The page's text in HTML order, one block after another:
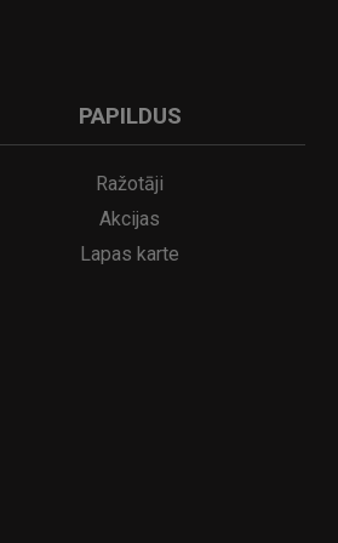
A
kumulatora LED galda lampa SERINA Mini Ø80×200 mm..
29.95€
PAPILDUS
Ražotāji
Akcijas
Lapas karte